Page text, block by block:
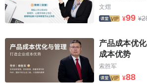
年12月第1版.
↑孙盘兴.经济竞争学.中国城市出
↑王铁城.孟泉.王先刚等.简明实用
联合出版社,1992年07月第1版.
文熠
¥99 ¥
产品成本优
成本优势
索胜军
¥88